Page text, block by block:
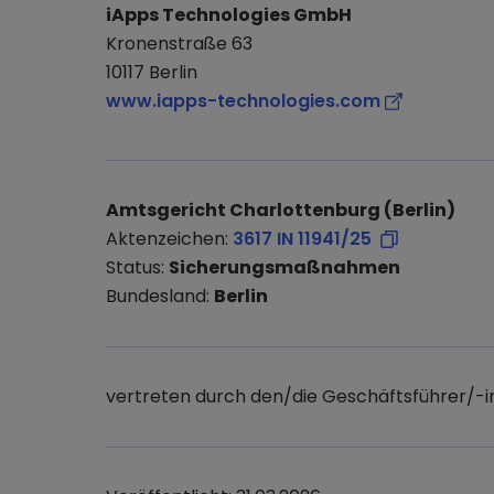
iApps Technologies GmbH
Kronenstraße 63
10117 Berlin
www.iapps-technologies.com
Amtsgericht Charlottenburg (Berlin)
Aktenzeichen: 3617 IN 11941/25
Status: Sicherungsmaßnahmen
Bundesland: Berlin
vertreten durch den/die Geschäftsführer/-